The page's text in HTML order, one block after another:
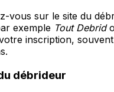
vous sur le site du
exemple Tout Debrid
inscription,
débrideur